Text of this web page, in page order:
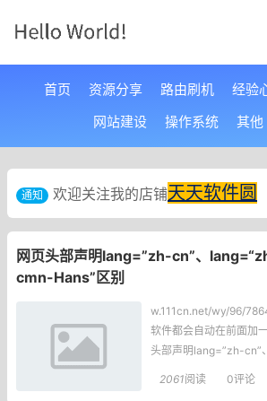
首页 资源分享 路由刷机 经验
网站建设
操作系统 其他
通知 欢迎关注我的店铺天天软件圆
网页头部声明lang=”zh-cn”、
cmn-Hans”区别
w.111cn.net/wy/96/
软件都会自动在前面加
头部声明lang=”zh-cn”
cmn-Hans”区别是什么
看吧．单一的zh和zh-
2061阅读 0评论